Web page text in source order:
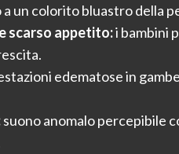
un colorito bluastro della
scarso appetito:i bambini
edematose in
suono anomalo percepibile